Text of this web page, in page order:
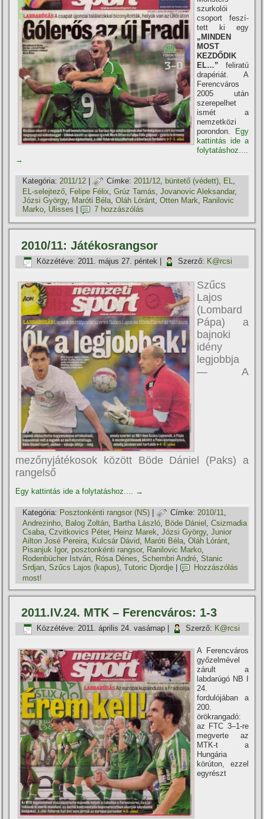
szurkolói
csoport feszí­
tett ki egy
„MINDEN
MOST
KEZDŐDIK
EL…” feliratú
drapériát. A
Ferencváros
2005 után
szerepelhet
ismét a
nemzetközi
porondon.
Egy
kattintás ide a
folytatáshoz....
→
Kategória: 2011/12 | Címke: 2011/12, büntető (védett), EL,
EL-selejtező
Felipe Félix ,Grúz Tamás ,Jovanovic Aleksandar,
Józsi György, Maróti Béla ,Oláh Lóránt ,Otten Mark
Ranilovic
Marko, Ulisses 7 hozzászólás
2010/11: Játékosrangsor
Közzétéve: 2011. május 27. péntek Szerző: K@rcsi
Szűcs
Lajos
(Lombard
Pápa) a
bajnoki
idény
legjobbja
— A
mezőnyjátékosok között Böde Dániel (Paks) a
rangelső
Egy kattintás ide a folytatáshoz.... →
Kategória: Posztonkénti rangsor (NS) | Címke: 2010/11,
Andrezinho
Balog Zoltán Bartha László Böde Dániel ,Csizmadia
Csaba ,Czvitkovics Péter, Heinz Marek ,Józsi György,Junior
Ailton José Pereira
Kulcsár Dávid Maróti Béla ,Oláh Lóránt
Pisanjuk Igor,posztonkénti rangsor, Ranilovic Marko
Rodenbücher István
Rósa Dénes ,Schembri André ,Stanic
Srdjan,Szűcs Lajos (kapus),Tutoric Djordje
Hozzászólás
most!
2011.IV.24. MTK – Ferencváros: 1-3
Közzétéve: 2011. április 24. vasárnap Szerző: K@rcsi
A Ferencváros
győzelmével
zárult a
labdarúgó NB I
24.
fordulójában a
200.
örökrangadó:
az FTC 3–1-re
megverte az
MTK-t a
Hungária
körúton, ezzel
egyrészt